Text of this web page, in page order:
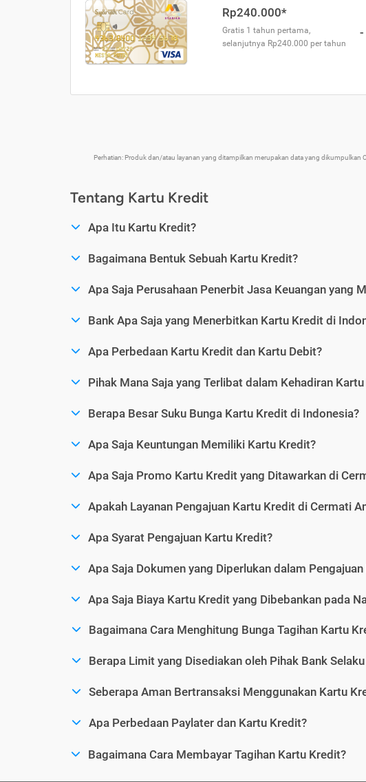
Rp240.000*
Gratis 1 tahun pertama,
selanjutnya Rp240.000 per tahun
-
Perhatian: Produk dan/atau layanan yang ditampilkan merupakan data yang
Tentang Kartu Kredit
Apa Itu Kartu Kredit?
Bagaimana Bentuk Sebuah Kartu Kredit?
Apa Saja Perusahaan Penerbit Jasa Keuangan yang
Bank Apa Saja yang Menerbitkan Kartu Kredit di
Apa Perbedaan Kartu Kredit dan Kartu Debit?
Pihak Mana Saja yang Terlibat dalam Kehadiran
Berapa Besar Suku Bunga Kartu Kredit di Indonesia?
Apa Saja Keuntungan Memiliki Kartu Kredit?
Apa Saja Promo Kartu Kredit yang Ditawarkan di
Apakah Layanan Pengajuan Kartu Kredit di Cermati
Apa Syarat Pengajuan Kartu Kredit?
Apa Saja Dokumen yang Diperlukan dalam
Apa Saja Biaya Kartu Kredit yang Dibebankan pada
Bagaimana Cara Menghitung Bunga Tagihan Kartu
Berapa Limit yang Disediakan oleh Pihak Bank
Seberapa Aman Bertransaksi Menggunakan Kartu
Apa Perbedaan Paylater dan Kartu Kredit?
Bagaimana Cara Membayar Tagihan Kartu Kredit?